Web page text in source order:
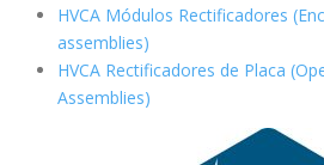
HVCA Módulos Rectificadores
assemblies)
HVCA Rectificadores de Placa
Assemblies)